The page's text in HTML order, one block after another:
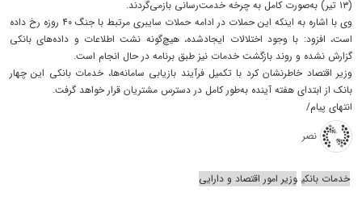
(۱۳ تیر) به‌صورت کامل به چرخه خدمت‌رسانی بازمی‌گردند.
وی با اشاره به اینکه این حملات در ادامه حملات سایبری مرتبط با جنگ ۴۰ روزه رخ داده
است، افزود: با وجود اختلالات ایجادشده، هیچ‌گونه نشت اطلاعات و داده‌های بانکی
گزارش نشده و روند بازگشت خدمات نیز طبق برنامه در حال انجام است.
وزیر اقتصاد خاطرنشان کرد با تکمیل فرآیند بازیابی سامانه‌ها، خدمات بانکی این چهار
بانک از ابتدای هفته آینده به‌طور کامل در دسترس مشتریان قرار خواهد گرفت.
انتهای پیام/
نصر
خدمات بانکی وزیر امور اقتصاد و دارایی